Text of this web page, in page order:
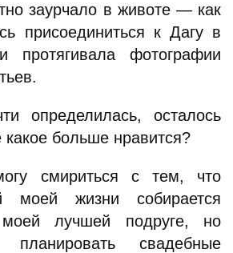
заурчало в животе — как
присоединиться к Дагу в
протягивала фотографии
определилась, осталось
какое больше нравится?
смириться с тем, что
моей жизни собирается
лучшей подруге, но
свадебные